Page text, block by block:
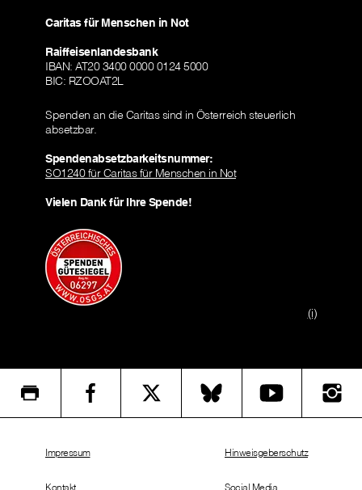
Caritas für Menschen in Not
Raiffeisenlandesbank
IBAN: AT20 3400 0000 0124 5000
BIC: RZOOAT2L
Spenden an die Caritas sind in Österreich steuerlich
absetzbar.
Spendenabsetzbarkeitsnummer:
SO1240 für Caritas für Menschen in Not
Vielen Dank für Ihre Spende!
(i)
Impressum
Kontakt
Hinweisgeberschutz
Social Media